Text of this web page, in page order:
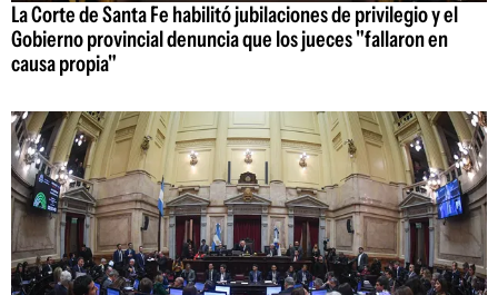
La Corte de Santa Fe habilitó jubilaciones de privilegio y el
Gobierno provincial denuncia que los jueces "fallaron en
causa propia"